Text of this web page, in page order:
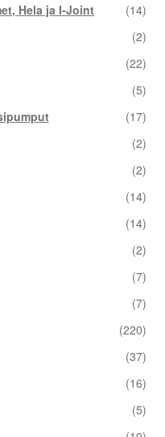
Hela ja I-Joint
(14)
(2)
(22)
(5)
(17)
(2)
(2)
(14)
(14)
(2)
(7)
(7)
(220)
(37)
(16)
(5)